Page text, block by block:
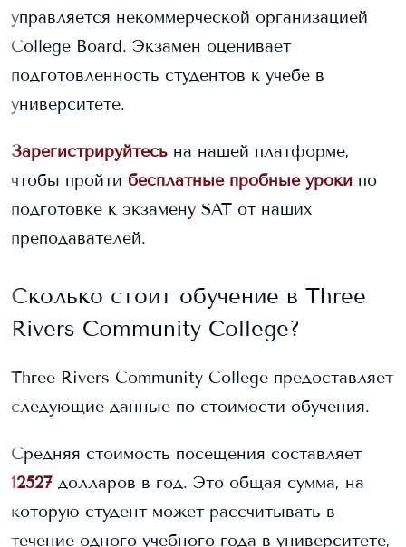
управляется некоммерческой организацией
College Board. Экзамен оценивает
подготовленность студентов к учебе в
университете.
Зарегистрируйтесь на нашей платформе,
чтобы пройти бесплатные пробные уроки по
подготовке к экзамену SAT от наших
преподавателей.
Сколько стоит обучение в Three
Rivers Community College?
Three Rivers Community College предоставляет
следующие данные по стоимости обучения.
Средняя стоимость посещения составляет
12527 долларов в год. Это общая сумма, на
которую студент может рассчитывать в
течение одного учебного года в университете,